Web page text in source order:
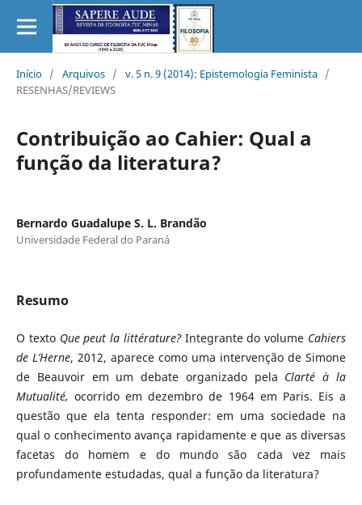
Início / Arquivos / v. 5 n. 9 (2014): Epistemologia Feminista /
RESENHAS/REVIEWS
Contribuição ao Cahier: Qual a
função da literatura?
Bernardo Guadalupe S. L. Brandão
Universidade Federal do Paraná
Resumo
O texto Que peut la littérature?Integrante do volume Cahiers
de L’Herne, 2012, aparece como uma intervenção de Simone
de Beauvoir em um debate organizado pela Clarté à la
Mutualité,ocorrido em dezembro de 1964 em Paris. Eis a
questão que ela tenta responder: em uma sociedade na
qual o conhecimento avança rapidamente e que as diversas
facetas do homem e do mundo são cada vez mais
profundamente estudadas, qual a função da literatura?